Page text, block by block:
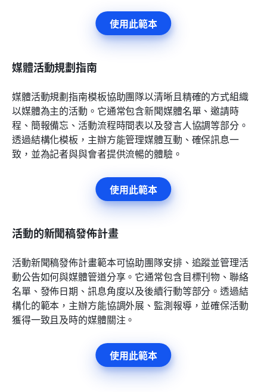
使用此範本
媒體活動規劃指南
媒體活動規劃指南模板協助團隊以清晰且精確的方式組織
以媒體為主的活動。它通常包含新聞媒體名單、邀請時
程、簡報備忘、活動流程時間表以及發言人協調等部分。
透過結構化模板，主辦方能管理媒體互動、確保訊息一
致，並為記者與與會者提供流暢的體驗。
使用此範本
活動的新聞稿發佈計畫
活動新聞稿發佈計畫範本可協助團隊安排、追蹤並管理活
動公告如何與媒體管道分享。它通常包含目標刊物、聯絡
名單、發佈日期、訊息角度以及後續行動等部分。透過結
構化的範本，主辦方能協調外展、監測報導，並確保活動
獲得一致且及時的媒體關注。
使用此範本